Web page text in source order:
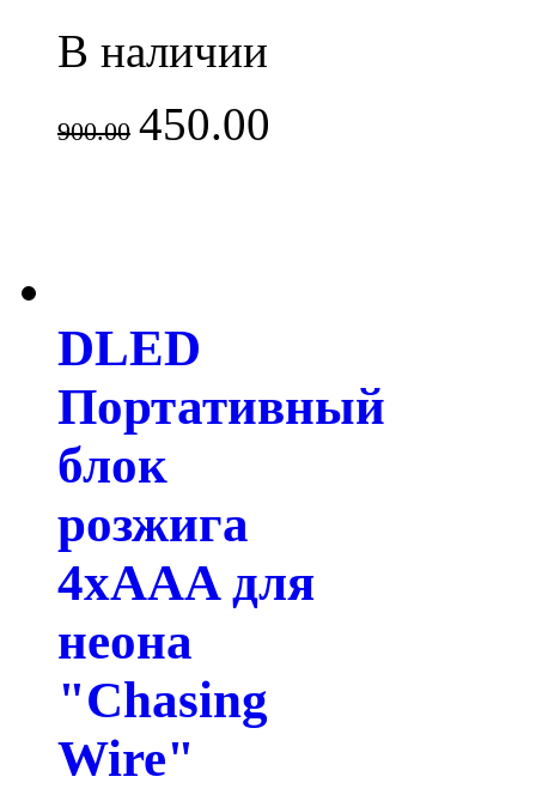
В наличии
900.00 450.00
DLED
Портативный
блок
розжига
4xAAA для
неона
"Chasing
Wire"